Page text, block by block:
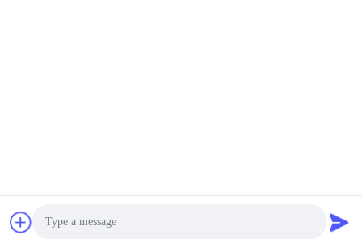
de Copyright 2018-2026 Weki international trade co.,ltd . Tous